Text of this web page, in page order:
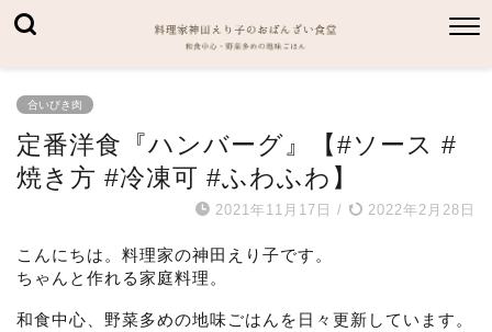
合いびき肉
定番洋食『ハンバーグ』【#ソース #
焼き方 #冷凍可 #ふわふわ】
2021年11月17日 / 2022年2月28日
こんにちは。料理家の神田えり子です。
ちゃんと作れる家庭料理。
和食中心、野菜多めの地味ごはんを日々更新しています。